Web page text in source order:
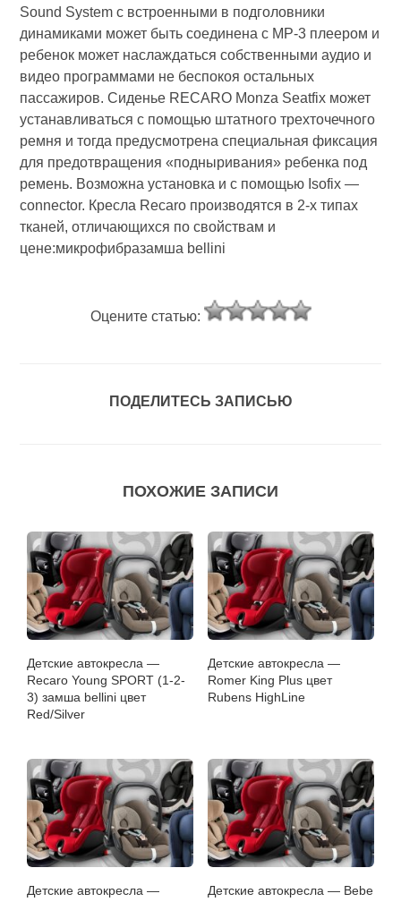
Sound System с встроенными в подголовники
динамиками может быть соединена с МР-3 плеером и
ребенок может наслаждаться собственными аудио и
видео программами не беспокоя остальных
пассажиров. Сиденье RECARO Monza Seatfix может
устанавливаться с помощью штатного трехточечного
ремня и тогда предусмотрена специальная фиксация
для предотвращения «подныривания» ребенка под
ремень. Возможна установка и с помощью Isofix —
connector. Кресла Recaro производятся в 2-х типах
тканей, отличающихся по свойствам и
цене:микрофибразамша bellini
Оцените статью:
ПОДЕЛИТЕСЬ ЗАПИСЬЮ
ПОХОЖИЕ ЗАПИСИ
Детские автокресла —
Recaro Young SPORT (1-2-
3) замша bellini цвет
Red/Silver
Детские автокресла —
Romer King Plus цвет
Rubens HighLine
Детские автокресла —
Детские автокресла — Bebe